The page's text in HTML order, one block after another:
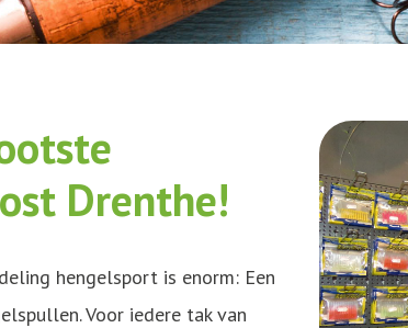
Drenthe!
hengelsport is enorm: Een
Voor iedere tak van